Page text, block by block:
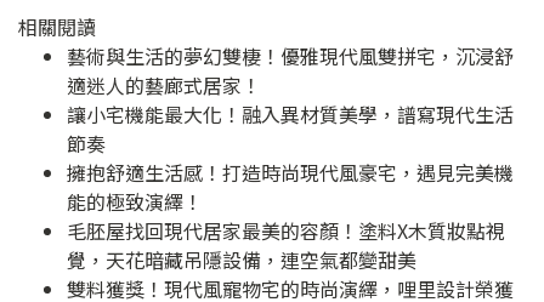
相關閱讀
藝術與生活的夢幻雙棲！優雅現代風雙拼宅，沉浸舒
適迷人的藝廊式居家！
讓小宅機能最大化！融入異材質美學，譜寫現代生活
節奏
擁抱舒適生活感！打造時尚現代風豪宅，遇見完美機
能的極致演繹！
毛胚屋找回現代居家最美的容顏！塗料X木質妝點視
覺，天花暗藏吊隱設備，連空氣都變甜美
雙料獲獎！現代風寵物宅的時尚演繹，哩里設計榮獲